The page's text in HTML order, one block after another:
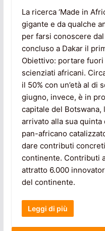
La ricerca ‘Made in
gigante e da qualche
per farsi conoscere
concluso a Dakar il
Obiettivo: portare fuori
scienziati africani.
il 50% con un’età al di
giugno, invece, è in
capitale del Botswana,
arrivato alla sua
pan-africano
dare contributi
continente. Contributi
attratto 6.000
del continente.
Leggi di più